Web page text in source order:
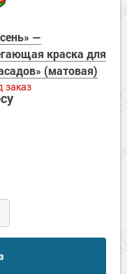
—
краска для
(матовая)
заказ